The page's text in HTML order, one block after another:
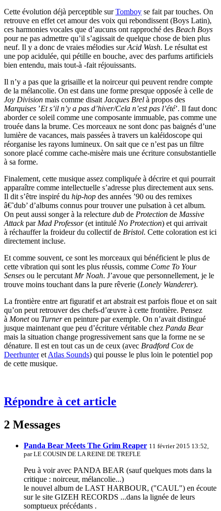
Cette évolution déjà perceptible surTomboy se fait par touches. On
retrouve en effet cet amour des voix qui rebondissent (Boys Latin),
ces harmonies vocales que d’aucuns ont rapproché des Beach Boys
pour ne pas admettre qu’il s’agissait de quelque chose de bien plus
neuf. Il y a donc de vraies mélodies surAcid Wash. Le résultat est
une pop acidulée, qui pétille en bouche, avec des parfums artificiels
bien entendu, mais tout-à -fait réjouissants.
Il n’y a pas que la grisaille et la noirceur qui peuvent rendre compte
de la mélancolie. On est dans une forme presque opposée à celle de
Joy Division mais comme disait Jacques Brel à propos des
Marquises ’Et s’il n’y a pas d’hiver/Cela n’est pas l’été’. Il faut donc
aborder ce soleil comme une composante immuable, pas comme une
trouée dans la brume. Ces morceaux ne sont donc pas baignés d’une
lumière de vacances, mais passées à travers un kaléidoscope qui
réorganise les rayons lumineux. On sait que ce n’est pas un filtre
sonore placé comme cache-misère mais une écriture consubstantielle
à sa forme.
Finalement, cette musique assez compliquée à décrire et qui pourrait
apparaître comme intellectuelle s’adresse plus directement aux sens.
Il dit s’être inspiré du hip-hop des années ’90 ou des remixes
â€˜dub’ d’albums connus pour trouver une pulsation à cet album.
On peut aussi songer à la relecture dub de Protection de Massive
Attackpar Mad Professor(et intitulé No Protection) et qui arrivait
à réchauffer la froideur du collectif de Bristol. Cette coloration est ici
directement incluse.
Et comme souvent, ce sont les morceaux qui bénéficient le plus de
cette vibration qui sont les plus réussis, comme Come To Your
Senses ou le percutant Mr Noah. J’avoue que personnellement, je le
trouve moins touchant dans la pure rêverie (Lonely Wanderer).
La frontière entre art figuratif et art abstrait est parfois floue et on sait
qu’on peut retrouver des chefs-d’œuvre à cette frontière. Pensez
à Monetou Turneren peinture par exemple. On n’avait distingué
jusque maintenant que peu d’écriture véritable chez Panda Bear
mais la situation change progressivement sans que la forme ne se
dénature. Il est en tout cas un de ceux (avec Bradford Cox de
Deerhunteret Atlas Sounds) qui pousse le plus loin le potentiel pop
de cette musique.
Répondre à cet article
2 Messages
Panda Bear Meets The Grim Reaper 11 février 2015 13:52,
parLE COUSIN DE LA REINE DE TREFLE
Peu à voir avec PANDA BEAR (sauf quelques mots dans la
critique : noirceur, mélancolie...)
le nouvel album de LAST HARBOUR, ("CAUL") en écoute
sur le site GIZEH RECORDS ...dans la lignée de leurs
somptueux précédants .